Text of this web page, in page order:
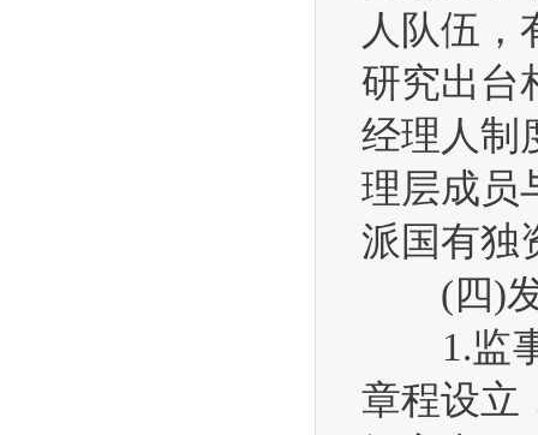
人队伍，
研究出台
经理人制
理层成员
派国有独
(四)发
1.监事
章程设立